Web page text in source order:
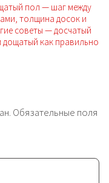
пол — шаг между
толщина досок и
советы — досчатый
дощатый как правильно
Обязательные поля